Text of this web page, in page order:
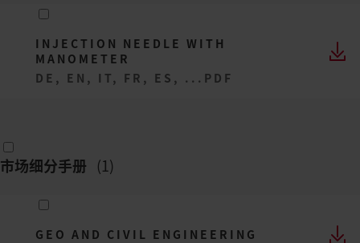
INJECTION NEEDLE WITH
MANOMETER
DE, EN, IT, FR, ES, ... PDF
市场细分手册 (1)
GEO AND CIVIL ENGINEERING